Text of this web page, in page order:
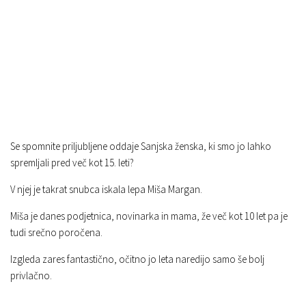
Se spomnite priljubljene oddaje Sanjska ženska, ki smo jo lahko
spremljali pred več kot 15. leti?
V njej je takrat snubca iskala lepa Miša Margan.
Miša je danes podjetnica, novinarka in mama, že več kot 10 let pa je
tudi srečno poročena.
Izgleda zares fantastično, očitno jo leta naredijo samo še bolj
privlačno.